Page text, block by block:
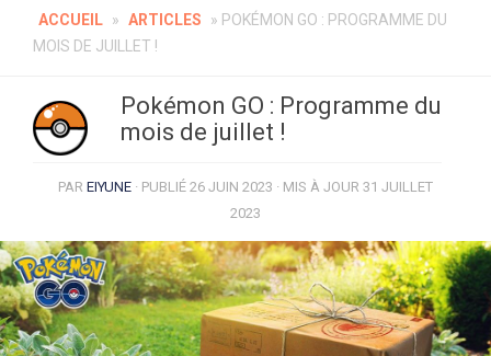
ACCUEIL » ARTICLES » POKÉMON GO : PROGRAMME DU
MOIS DE JUILLET !
Pokémon GO : Programme du
mois de juillet !
PAR EIYUNE · PUBLIÉ 26 JUIN 2023 · MIS À JOUR 31 JUILLET
2023